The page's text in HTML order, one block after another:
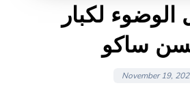
لكبار
ساكو
November 19,